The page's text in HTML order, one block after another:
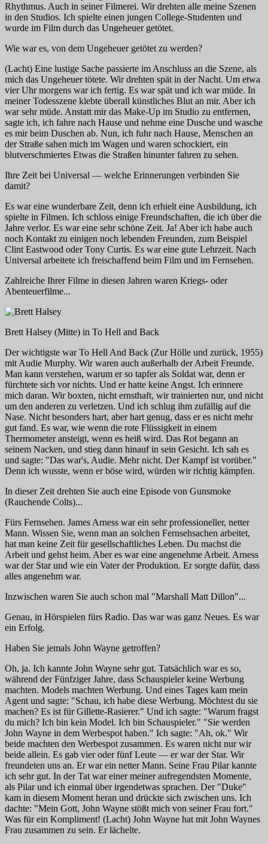
Rhythmus. Auch in seiner Filmerei. Wir drehten alle meine Szenen
in den Studios. Ich spielte einen jungen College-Studenten und
wurde im Film durch das Ungeheuer getötet.
Wie war es, von dem Ungeheuer getötet zu werden?
(Lacht) Eine lustige Sache passierte im Anschluss an die Szene, als
mich das Ungeheuer tötete. Wir drehten spät in der Nacht. Um etwa
vier Uhr morgens war ich fertig. Es war spät und ich war müde. In
meiner Todesszene klebte überall künstliches Blut an mir. Aber ich
war sehr müde. Anstatt mir das Make-Up im Studio zu entfernen,
sagte ich, ich fahre nach Hause und nehme eine Dusche und wasche
es mir beim Duschen ab. Nun, ich fuhr nach Hause, Menschen an
der Straße sahen mich im Wagen und waren schockiert, ein
blutverschmiertes Etwas die Straßen hinunter fahren zu sehen.
Ihre Zeit bei Universal — welche Erinnerungen verbinden Sie
damit?
Es war eine wunderbare Zeit, denn ich erhielt eine Ausbildung, ich
spielte in Filmen. Ich schloss einige Freundschaften, die ich über die
Jahre verlor. Es war eine sehr schöne Zeit. Ja! Aber ich habe auch
noch Kontakt zu einigen noch lebenden Freunden, zum Beispiel
Clint Eastwood oder Tony Curtis. Es war eine gute Lehrzeit. Nach
Universal arbeitete ich freischaffend beim Film und im Fernsehen.
Zahlreiche Ihrer Filme in diesen Jahren waren Kriegs- oder
Abenteuerfilme...
Brett Halsey (Mitte) in To Hell and Back
Der wichtigste warTo Hell And Back (Zur Hölle und zurück, 1955)
mit Audie Murphy. Wir waren auch außerhalb der Arbeit Freunde.
Man kann verstehen, warum er so tapfer als Soldat war, denn er
fürchtete sich vor nichts. Und er hatte keine Angst. Ich erinnere
mich daran. Wir boxten, nicht ernsthaft, wir trainierten nur, und nicht
um den anderen zu verletzen. Und ich schlug ihm zufällig auf die
Nase. Nicht besonders hart, aber hart genug, dass er es nicht mehr
gut fand. Es war, wie wenn die rote Flüssigkeit in einem
Thermometer ansteigt, wenn es heiß wird. Das Rot begann an
seinem Nacken, und stieg dann hinauf in sein Gesicht. Ich sah es
und sagte: "Das war's, Audie. Mehr nicht. Der Kampf ist vorüber."
Denn ich wusste, wenn er böse wird, würden wir richtig kämpfen.
In dieser Zeit drehten Sie auch eine Episode von Gunsmoke
(Rauchende Colts)...
Fürs Fernsehen. James Arness war ein sehr professioneller, netter
Mann. Wissen Sie, wenn man an solchen Fernsehsachen arbeitet,
hat man keine Zeit für gesellschaftliches Leben. Du machst die
Arbeit und gehst heim. Aber es war eine angenehme Arbeit. Arness
war der Star und wie ein Vater der Produktion. Er sorgte dafür, dass
alles angenehm war.
Inzwischen waren Sie auch schon mal "Marshall Matt Dillon"...
Genau, in Hörspielen fürs Radio. Das war was ganz Neues. Es war
ein Erfolg.
Haben Sie jemals John Wayne getroffen?
Oh, ja. Ich kannte John Wayne sehr gut. Tatsächlich war es so,
während der Fünfziger Jahre, dass Schauspieler keine Werbung
machten. Models machten Werbung. Und eines Tages kam mein
Agent und sagte: "Schau, ich habe diese Werbung. Möchtest du sie
machen? Es ist für Gillette-Rasierer." Und ich sagte: "Warum fragst
du mich? Ich bin kein Model. Ich bin Schauspieler." "Sie werden
John Wayne in dem Werbespot haben." Ich sagte: "Ah, ok." Wir
beide machten den Werbespot zusammen. Es waren nicht nur wir
beide allein. Es gab vier oder fünf Leute — er war der Star. Wir
freundeten uns an. Er war ein netter Mann. Seine Frau Pilar kannte
ich sehr gut. In der Tat war einer meiner aufregendsten Momente,
als Pilar und ich einmal über irgendetwas sprachen. Der "Duke"
kam in diesem Moment heran und drückte sich zwischen uns. Ich
dachte: "Mein Gott, John Wayne stößt mich von seiner Frau fort."
Was für ein Kompliment! (Lacht) John Wayne hat mit John Waynes
Frau zusammen zu sein. Er lächelte.